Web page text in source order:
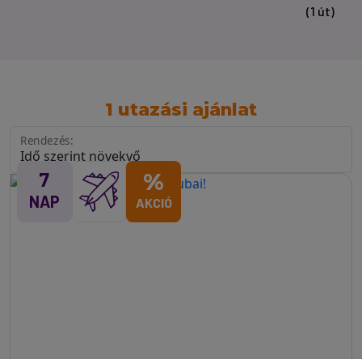
(1 út)
1 utazási ajánlat
Rendezés:
7
NAP
%
AKCIÓ